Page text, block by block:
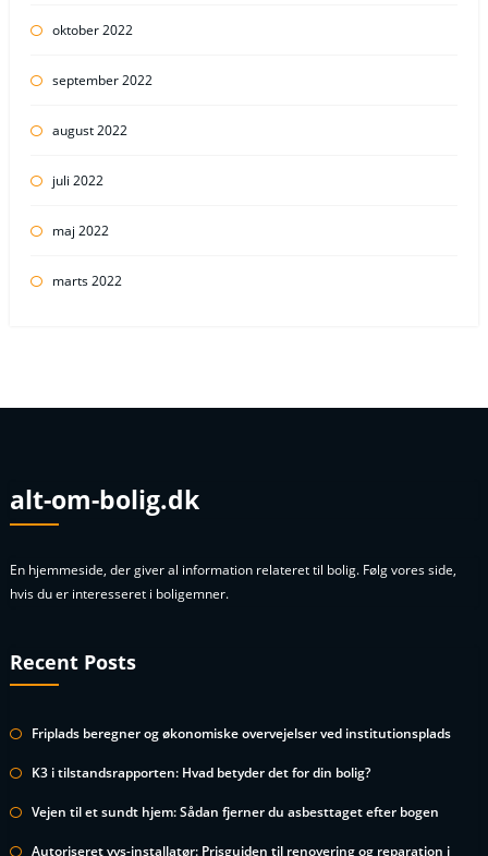
oktober 2022
september 2022
august 2022
juli 2022
maj 2022
marts 2022
alt-om-bolig.dk
En hjemmeside, der giver al information relateret til bolig. Følg vores side,
hvis du er interesseret i boligemner.
Recent Posts
Friplads beregner og økonomiske overvejelser ved institutionsplads
K3 i tilstandsrapporten: Hvad betyder det for din bolig?
Vejen til et sundt hjem: Sådan fjerner du asbesttaget efter bogen
Autoriseret vvs-installatør: Prisguiden til renovering og reparation i